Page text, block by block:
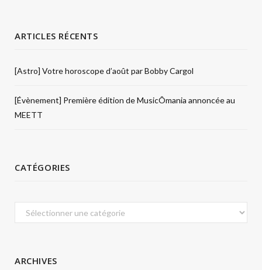
ARTICLES RÉCENTS
[Astro] Votre horoscope d’août par Bobby Cargol
[Évènement] Première édition de MusicÔmania annoncée au
MEETT
CATÉGORIES
Catégories
ARCHIVES